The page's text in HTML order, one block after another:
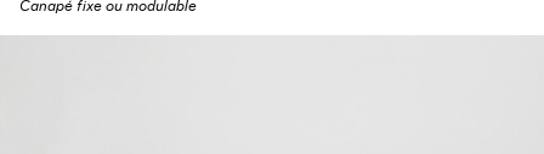
Canapé fixe ou modulable